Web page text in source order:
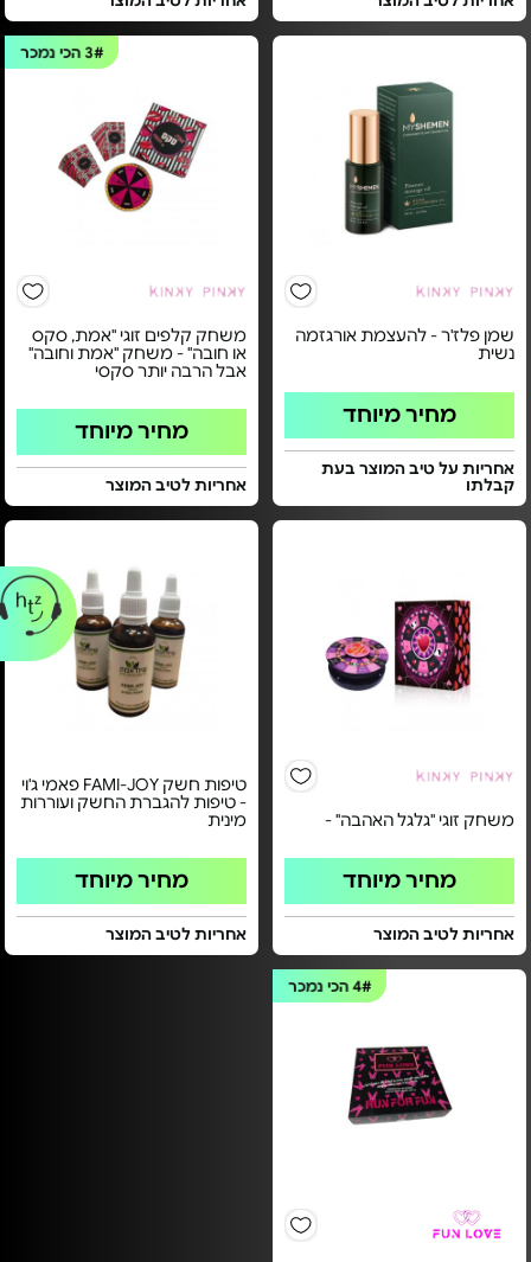
שמן פלז'ר - להעצמת אורגזמה
נשית
מחיר מיוחד
אחריות על טיב המוצר בעת
קבלתו
3#הכי נמכר
משחק קלפים זוגי "אמת, סקס
או חובה" - משחק "אמת וחובה"
אבל הרבה יותר סקסי
מחיר מיוחד
אחריות לטיב המוצר
משחק זוגי "גלגל האהבה" -
מחיר מיוחד
אחריות לטיב המוצר
טיפות חשק FAMI-JOY פאמי ג'וי
- טיפות להגברת החשק ועוררות
מינית
מחיר מיוחד
אחריות לטיב המוצר
4#הכי נמכר